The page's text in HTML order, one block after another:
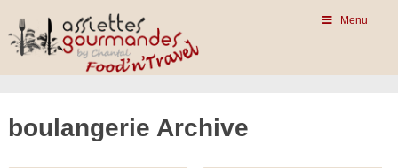
Menu
boulangerie Archive